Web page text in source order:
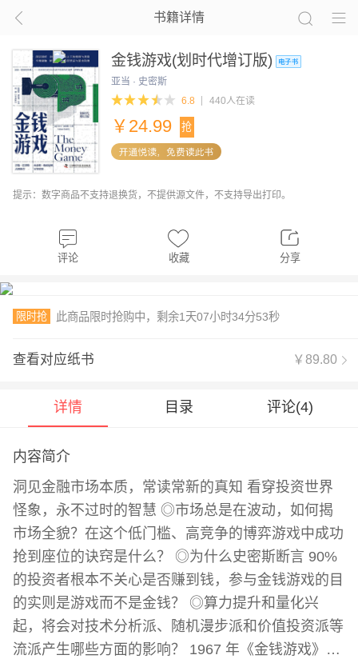
书籍详情
金钱游戏(划时代增订版)
亚当 · 史密斯
6.8
440人在读
￥ 24.99 抢
提示：数字商品不支持退换货，不提供源文件，不支持导出打印。
评论 收藏 分享
限时抢 此商品限时抢购中，剩余1天07小时34分53秒
查看对应纸书 ￥89.80
详情 目录 评论(4)
内容简介
洞见金融市场本质，常读常新的真知 看穿投资世界
怪象，永不过时的智慧 ◎市场总是在波动，如何揭
市场全貌？在这个低门槛、高竞争的博弈游戏中成功
抢到座位的诀窍是什么？ ◎为什么史密斯断言 90%
的投资者根本不关心是否赚到钱，参与金钱游戏的目
的实则是游戏而不是金钱？ ◎算力提升和量化兴
起，将会对技术分析派、随机漫步派和价值投资派等
流派产生哪些方面的影响？ 1967 年《金钱游戏》首